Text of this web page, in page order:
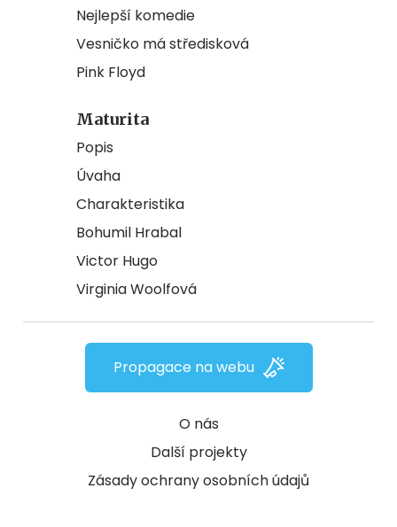
Nejlepší komedie
Vesničko má středisková
Pink Floyd
Maturita
Popis
Úvaha
Charakteristika
Bohumil Hrabal
Victor Hugo
Virginia Woolfová
O nás
Další projekty
Zásady ochrany osobních údajů
Propagace na webu